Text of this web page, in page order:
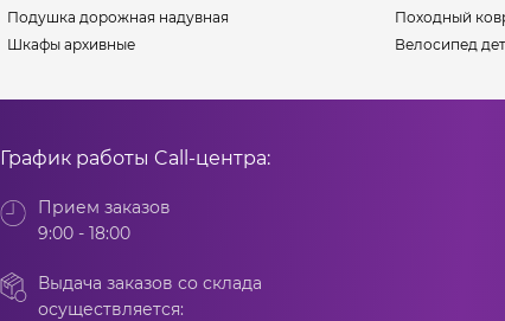
Подушка дорожная надувная
Шкафы архивные
Походный
Велосипед
График работы Call-центра:
Прием заказов
9:00 - 18:00
Выдача заказов со склада
осуществляется: